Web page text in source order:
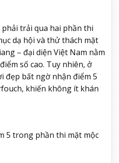
trải qua hai phần thi
dạ hội và thử thách mặt
– đại diện Việt Nam nằm
số cao. Tuy nhiên, ở
đẹp bất ngờ nhận điểm 5
khiến không ít khán
5 trong phần thi mặt mộc